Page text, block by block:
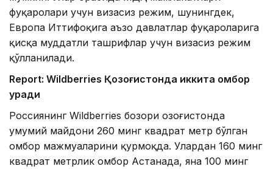
фуқаролари учун визасиз режим, шунингдек,
Европа Иттифоқига аъзо давлатлар фуқароларига
қисқа муддатли ташрифлар учун визасиз режим
қўлланилади.
Report: Wildberries Қозоғистонда иккита омбор
қуради
Россиянинг Wildberries бозори Қозоғистонда
умумий майдони 260 минг квадрат метр бўлган
омбор мажмуаларини қурмоқда. Улардан 160 минг
квадрат метрлик омбор Астанада, яна 100 минг